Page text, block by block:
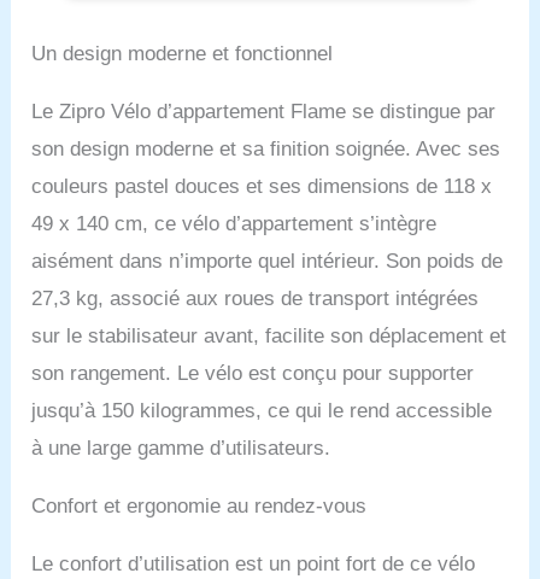
applications iConsole+
rendront votre
attrayant. Les capteurs
situés sur le guidon
pouls. Maintenir un pouls
adéquat permet des
efficaces. Une hydratation
adéquate est essentielle
efficace. La bouteille
fournie avec le vélo vous
permet de vous
et l'angle d'inclinaison du
d'adopter la position la
Un design moderne et fonctionnel
Le Zipro Vélo d’appartement Flame se distingue par
son design moderne et sa finition soignée. Avec ses
couleurs pastel douces et ses dimensions de 118 x
49 x 140 cm, ce vélo d’appartement s’intègre
aisément dans n’importe quel intérieur. Son poids de
27,3 kg, associé aux roues de transport intégrées
sur le stabilisateur avant, facilite son déplacement et
son rangement. Le vélo est conçu pour supporter
jusqu’à 150 kilogrammes, ce qui le rend accessible
à une large gamme d’utilisateurs.
Confort et ergonomie au rendez-vous
Le confort d’utilisation est un point fort de ce vélo